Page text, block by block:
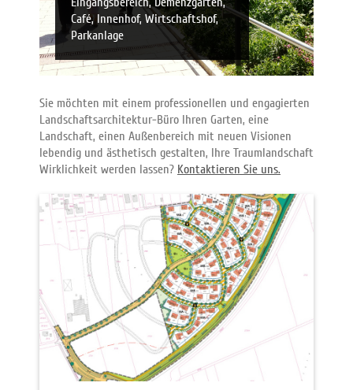
Café, Innenhof, Wirtschaftshof,
Parkanlage
Sie möchten mit einem professionellen und engagierten
Landschaftsarchitektur-Büro Ihren Garten, eine
Landschaft, einen Außenbereich mit neuen Visionen
lebendig und ästhetisch gestalten, Ihre Traumlandschaft
Wirklichkeit werden lassen? Kontaktieren Sie uns.